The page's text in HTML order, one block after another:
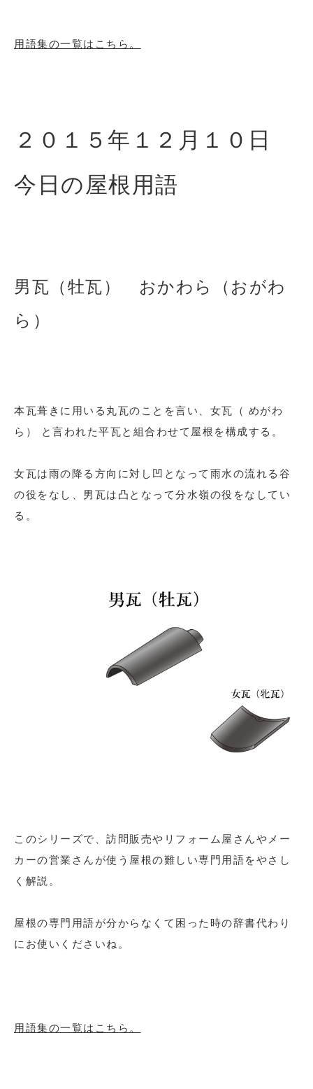
用語集の一覧はこちら。
２０１５年１２月１０ 日
今日の屋根用語
男瓦（牡瓦） おかわら（おがわ
ら）
本瓦葺きに用いる丸瓦のことを言い、女瓦（ めがわ
ら） と言われた平瓦と組合わせて屋根を構成する。
女瓦は雨の降る方向に対し凹となって雨水の流れる谷
の役をなし、男瓦は凸となって分水嶺の役をなしてい
る。
このシリーズで、訪問販売やリフォーム屋さんやメー
カーの営業さんが使う屋根の難しい専門用語をやさし
く解説。
屋根の専門用語が分からなくて困った時の辞書代わり
にお使いくださいね。
用語集の一覧はこちら。